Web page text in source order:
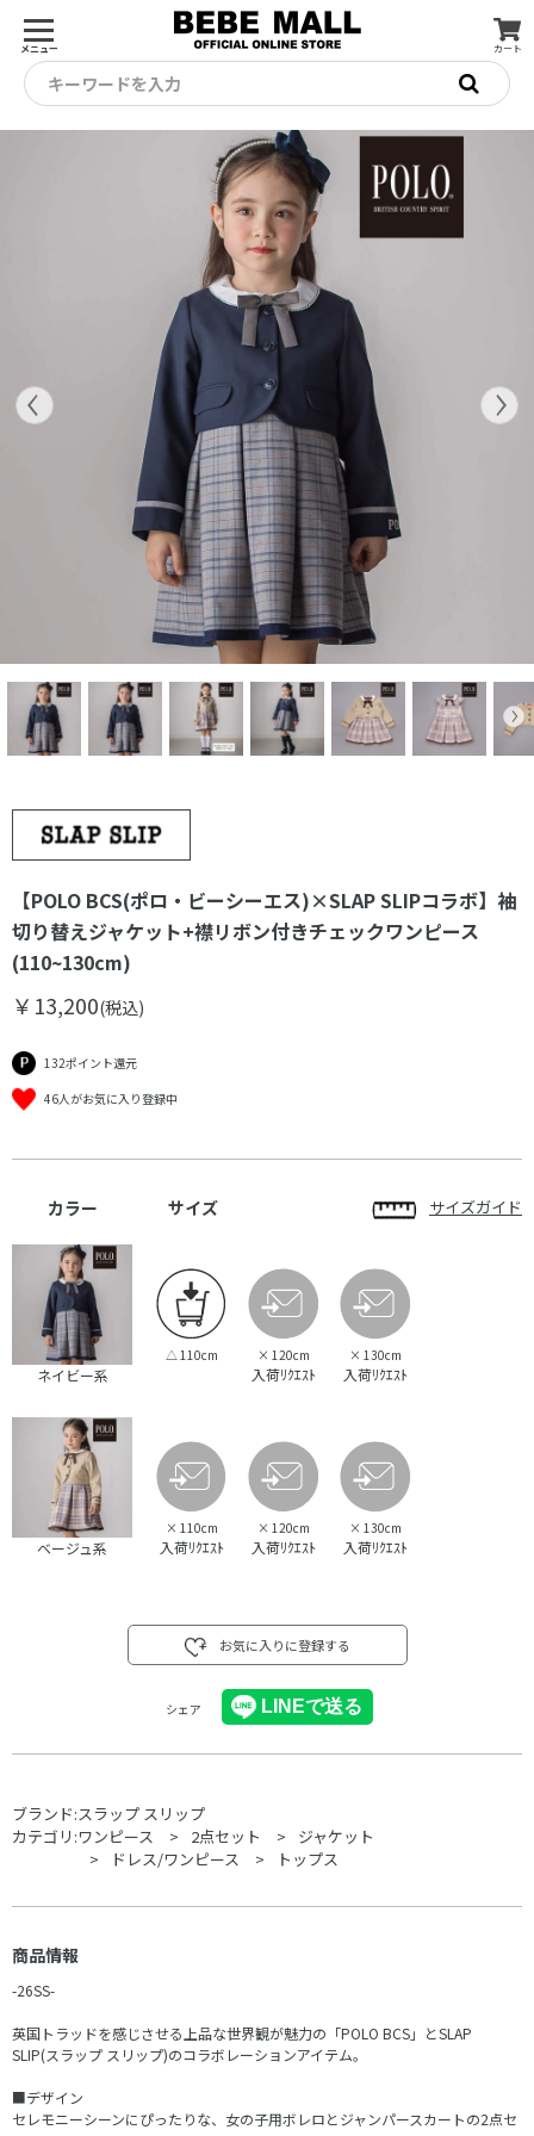
メニュー カート
キーワードを入力
【POLO BCS(ポロ・ビーシーエス)×SLAP SLIPコラボ】袖
切り替えジャケット+襟リボン付きチェックワンピース
(110~130cm)
￥13,200(税込)
132ポイント還元
46人がお気に入り登録中
カラー サイズ サイズガイド
ネイビー系
△ 110cm × 120cm
入荷ﾘｸｴｽﾄ
× 130cm
入荷ﾘｸｴｽﾄ
ベージュ系
× 110cm
入荷ﾘｸｴｽﾄ
× 120cm
入荷ﾘｸｴｽﾄ
× 130cm
入荷ﾘｸｴｽﾄ
お気に入りに登録する
シェア
ブランド:スラップ スリップ
カテゴリ:ワンピース 2点セット
ジャケット
ドレス/ワンピース
トップス
商品情報
-26SS-
英国トラッドを感じさせる上品な世界観が魅力の「POLO BCS」とSLAP
SLIP(スラップ スリップ)のコラボレーションアイテム。
■デザイン
セレモニーシーンにぴったりな、女の子用ボレロとジャンパースカートの2点セ